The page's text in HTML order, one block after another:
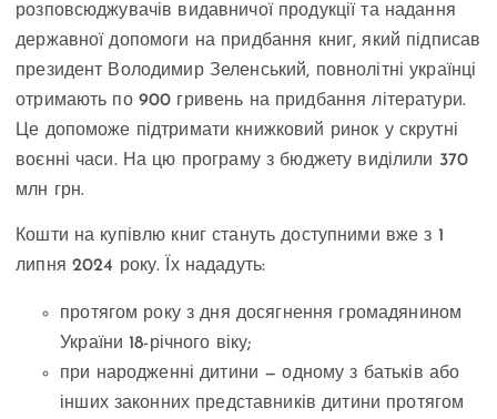
розповсюджувачів видавничої продукції та надання
державної допомоги на придбання книг, який підписав
президент Володимир Зеленський, повнолітні українці
отримають по 900 гривень на придбання літератури.
Це допоможе підтримати книжковий ринок у скрутні
воєнні часи. На цю програму з бюджету виділили 370
млн грн.
Кошти на купівлю книг стануть доступними вже з 1
липня 2024 року. Їх нададуть:
протягом року з дня досягнення громадянином
України 18-річного віку;
при народженні дитини — одному з батьків або
інших законних представників дитини протягом